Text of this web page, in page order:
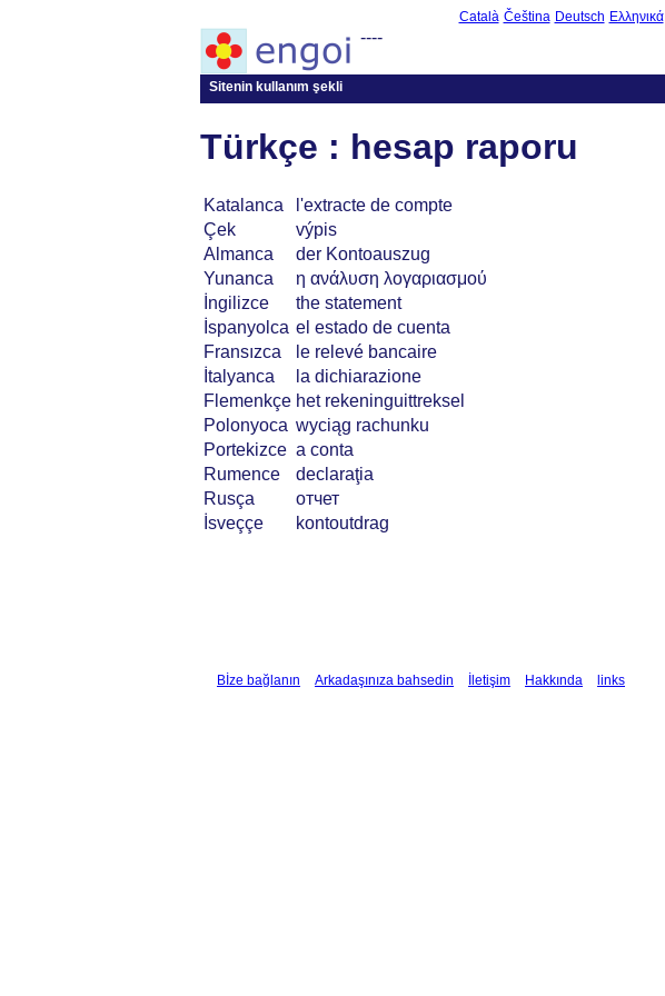
Català Čeština Deutsch Ελληνικά
----
Sitenin kullanım şekli
Türkçe : hesap raporu
Katalanca
l'extracte de compte
Çek
výpis
Almanca
der Kontoauszug
Yunanca
η ανάλυση λογαριασμού
İngilizce
the statement
İspanyolca el estado de cuenta
Fransızca
le relevé bancaire
İtalyanca
la dichiarazione
Flemenkçe het rekeninguittreksel
Polonyoca wyciąg rachunku
Portekizce a conta
Rumence
declaraţia
Rusça
отчет
İsveççe
kontoutdrag
Bİze bağlanın Arkadaşınıza bahsedin İletişim Hakkında links